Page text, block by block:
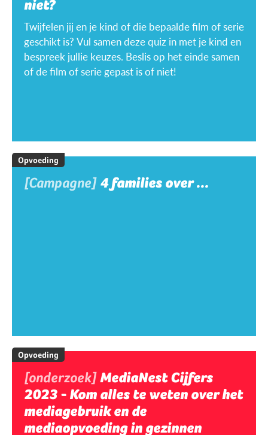
niet?
Twijfelen jij en je kind of die bepaalde film of serie
geschikt is? Vul samen deze quiz in met je kind en
bespreek jullie keuzes. Beslis op het einde samen
of de film of serie gepast is of niet!
Opvoeding
[Campagne] 4 families over ...
Opvoeding
[onderzoek]MediaNest Cijfers
2023 - Kom alles te weten over het
mediagebruik en de
mediaopvoeding in gezinnen